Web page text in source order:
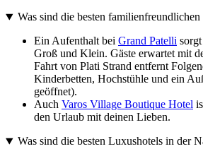
Was sind die besten
Ein Aufenthalt bei Grand Patelli
Groß und Klein. Gäste erwartet mit
Fahrt von Plati Strand entfernt
Kinderbetten, Hochstühle und ein
geöffnet).
Auch Varos Village Boutique Hotel
den Urlaub mit deinen Lieben.
Was sind die besten Luxushotels in der